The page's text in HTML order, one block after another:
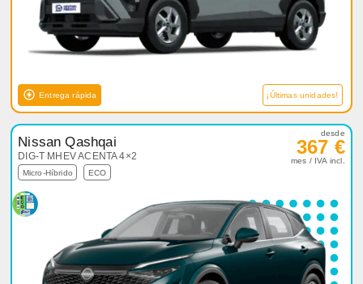
Entrega rápida ¡Últimas unidades!
Nissan Qashqai
DIG-T MHEV ACENTA 4×2
Micro-Híbrido ECO
desde
367 €
mes / IVA incl.